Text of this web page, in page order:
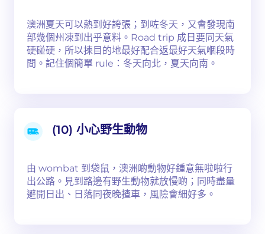
澳洲夏天可以熱到好誇張；到咗冬天，又會發現南
部幾個州凍到出乎意料。Road trip 成日要同天氣
硬碰硬，所以揀目的地最好配合返最好天氣嗰段時
間。記住個簡單 rule：冬天向北，夏天向南。
(10) 小心野生動物
由 wombat 到袋鼠，澳洲啲動物好鍾意無啦啦行
出公路。見到路邊有野生動物就放慢啲；同時盡量
避開日出、日落同夜晚揸車，風險會細好多。